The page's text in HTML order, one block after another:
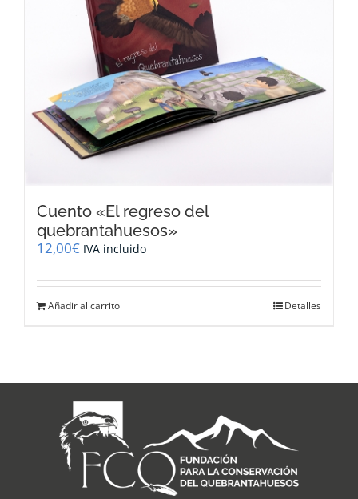
Cuento «El regreso del
quebrantahuesos»
12,00€ IVA incluido
Añadir al carrito Detalles